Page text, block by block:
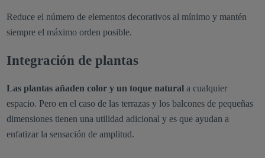
Reduce el número de elementos decorativos al mínimo y mantén
siempre el máximo orden posible.
Integración de plantas
Las plantas añaden color y un toque naturala cualquier
espacio. Pero en el caso de las terrazas y los balcones de pequeñas
dimensiones tienen una utilidad adicional y es que ayudan a
enfatizar la sensación de amplitud.